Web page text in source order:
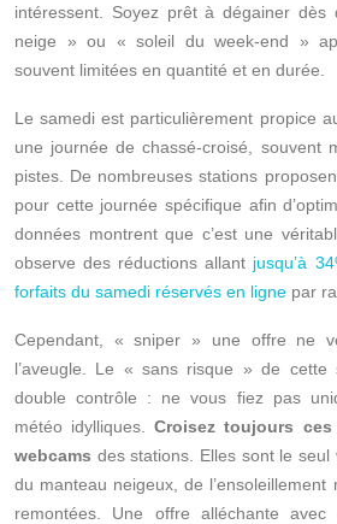
intéressent. Soyez prêt à dégainer dès
neige » ou « soleil du week-end »
souvent limitées en quantité et en durée.
Le samedi est particulièrement propice
une journée de chassé-croisé, souvent
pistes. De nombreuses stations
pour cette journée spécifique afin
données montrent que c’est une
observe des réductions allant jusqu’à
forfaits du samedi réservés en ligne par
Cependant, « sniper » une offre ne
l’aveugle. Le « sans risque » de cette
double contrôle : ne vous fiez pas
météo idylliques.Croisez toujours
webcams des stations. Elles sont le seul
du manteau neigeux, de l’ensoleillement
remontées. Une offre alléchante